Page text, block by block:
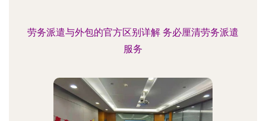
劳务派遣与外包的官方区别详解 务必厘清劳务派遣
服务